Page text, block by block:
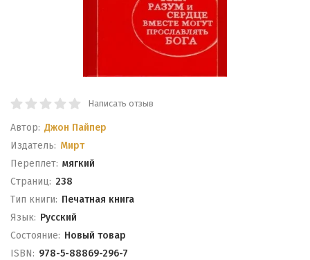
Написать отзыв
Автор: Джон Пайпер
Издатель: Мирт
Переплет: мягкий
Cтраниц: 238
Тип книги: Печатная книга
Язык: Русский
Состояние: Новый товар
ISBN: 978-5-88869-296-7